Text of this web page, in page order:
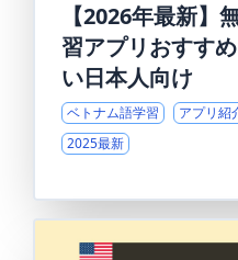
【2026年最新】
習アプリおすす
い日本人向け
ベトナム語学習 アプリ紹
2025最新